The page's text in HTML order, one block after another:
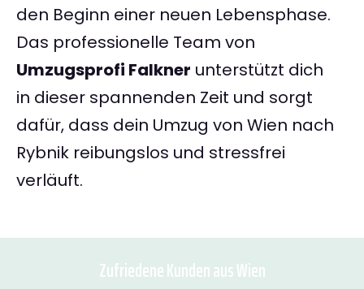
den Beginn einer neuen Lebensphase.
Das professionelle Team von
Umzugsprofi Falkner unterstützt dich
in dieser spannenden Zeit und sorgt
dafür, dass dein Umzug von Wien nach
Rybnik reibungslos und stressfrei
verläuft.
Zufriedene Kunden aus Wien